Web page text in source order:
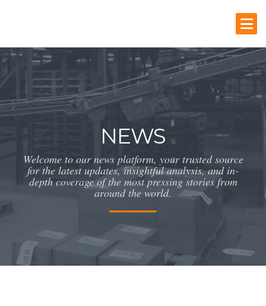
NEWS
Welcome to our news platform, your trusted source
for the latest updates, insightful analysis, and in-
depth coverage of the most pressing stories from
around the world.